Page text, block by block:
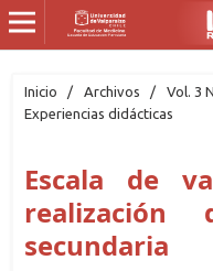
Inicio / Archivos / Vol. 3
Experiencias didácticas
Escala de
realización
secundaria